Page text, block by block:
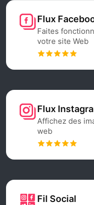
Flux
Faites
votre site Web
Flux
Affichez des
web
Fil Social